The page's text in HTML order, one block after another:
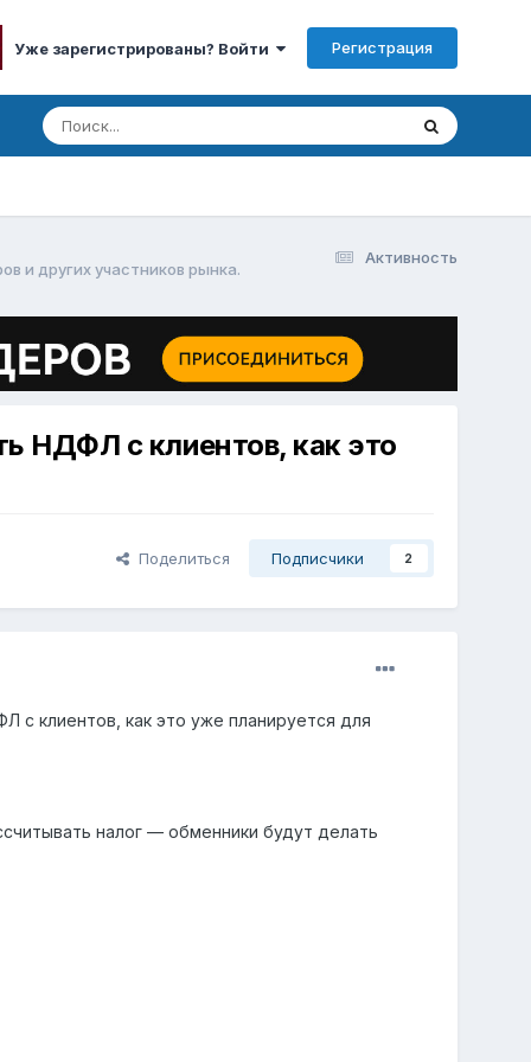
Уже зарегистрированы? Войти Регистрация
Активность
и других участников рынка.
НДФЛ с клиентов, как это
Поделиться Подписчики 2
с клиентов, как это уже планируется для
налог — обменники будут делать